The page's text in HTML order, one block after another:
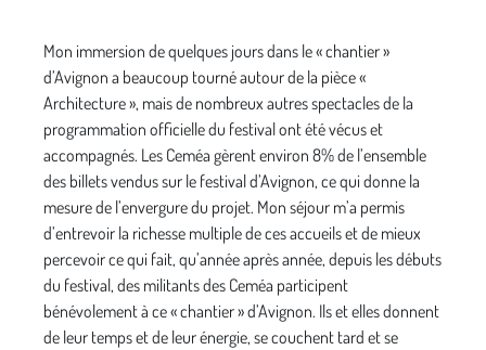
Mon immersion de quelques jours dans le « chantier »
d’Avignon a beaucoup tourné autour de la pièce «
Architecture », mais de nombreux autres spectacles de la
programmation officielle du festival ont été vécus et
accompagnés. Les Ceméa gèrent environ 8% de l’ensemble
des billets vendus sur le festival d’Avignon, ce qui donne la
mesure de l’envergure du projet. Mon séjour m’a permis
d’entrevoir la richesse multiple de ces accueils et de mieux
percevoir ce qui fait, qu’année après année, depuis les débuts
du festival, des militants des Ceméa participent
bénévolement à ce « chantier » d’Avignon. Ils et elles donnent
de leur temps et de leur énergie, se couchent tard et se